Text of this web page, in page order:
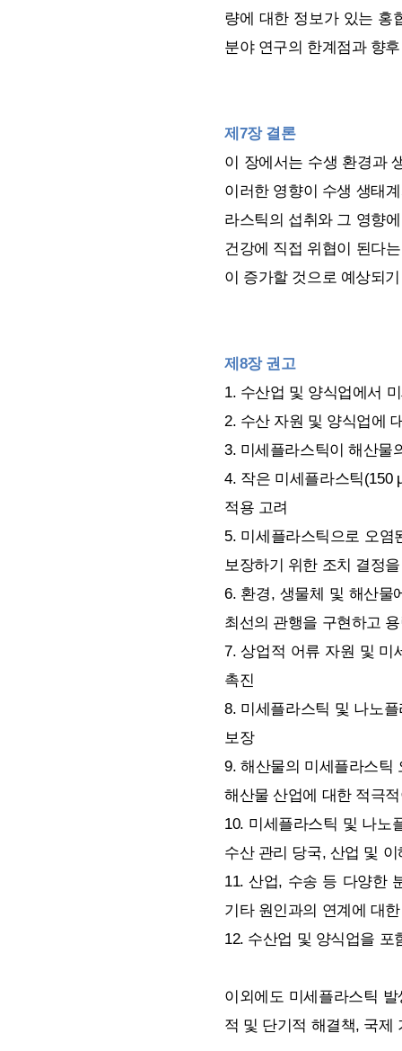
량에 대한 정보가 있는 홍
분야 연구의 한계점과 향
제7장 결론
이 장에서는 수생 환경과
이러한 영향이 수생 생태
라스틱의 섭취와 그 영향
건강에 직접 위협이 된다
이 증가할 것으로 예상되
제8장 권고
1. 수산업 및 양식업에서
2. 수산 자원 및 양식업에
3. 미세플라스틱이 해산물
4. 작은 미세플라스틱(150
적용 고려
5. 미세플라스틱으로 오
보장하기 위한 조치 결정
6. 환경, 생물체 및 해산물
최선의 관행을 구현하고
7. 상업적 어류 자원 및 미
촉진
8. 미세플라스틱 및 나노
보장
9. 해산물의 미세플라스틱
해산물 산업에 대한 적극
10. 미세플라스틱 및 나노
수산 관리 당국, 산업 및
11. 산업, 수송 등 다양한
기타 원인과의 연계에 대
12. 수산업 및 양식업을
이외에도 미세플라스틱
적 및 단기적 해결책, 국제